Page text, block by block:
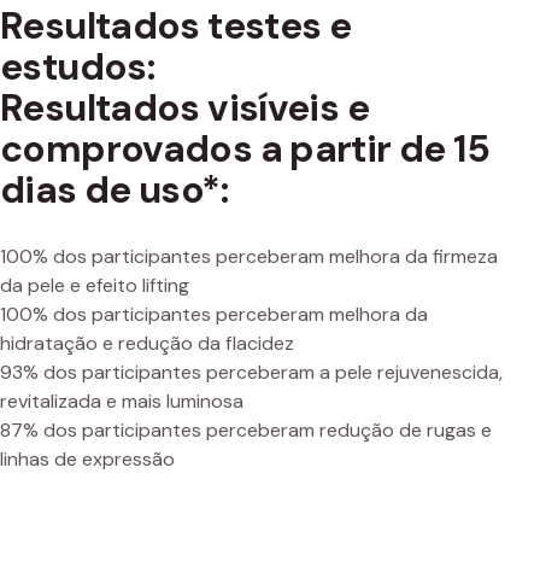
Resultados testes e
estudos:
Resultados visíveis e
comprovados a partir de 15
dias de uso*:
100% dos participantes perceberam melhora da firmeza
da pele e efeito lifting
100% dos participantes perceberam melhora da
hidratação e redução da flacidez
93% dos participantes perceberam a pele rejuvenescida,
revitalizada e mais luminosa
87% dos participantes perceberam redução de rugas e
linhas de expressão